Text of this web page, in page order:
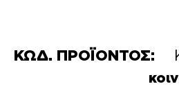
ΚΩΔ. ΠΡΟΪΟΝΤΟΣ: